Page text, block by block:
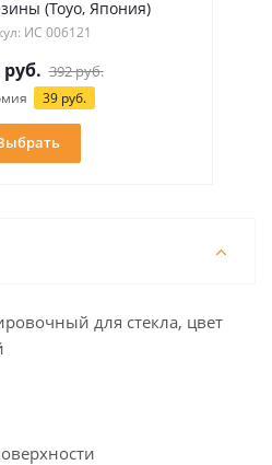
(Toyo, Япония)
ИС 006121
руб. 392 руб.
39 руб.
для стекла, цвет